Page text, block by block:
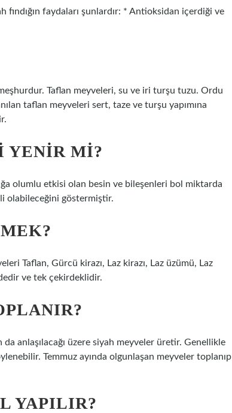
faydaları şunlardır: * Antioksidan içerdiği ve
Taflan meyveleri, su ve iri turşu tuzu. Ordu
taflan meyveleri sert, taze ve turşu yapımına
YENIR MI?
olumlu etkisi olan besin ve bileşenleri bol miktarda
olabileceğini göstermiştir.
Taflan, Gürcü kirazı, Laz kirazı, Laz üzümü, Laz
ve tek çekirdeklidir.
anlaşılacağı üzere siyah meyveler üretir. Genellikle
Temmuz ayında olgunlaşan meyveler toplanıp
YAPILIR?